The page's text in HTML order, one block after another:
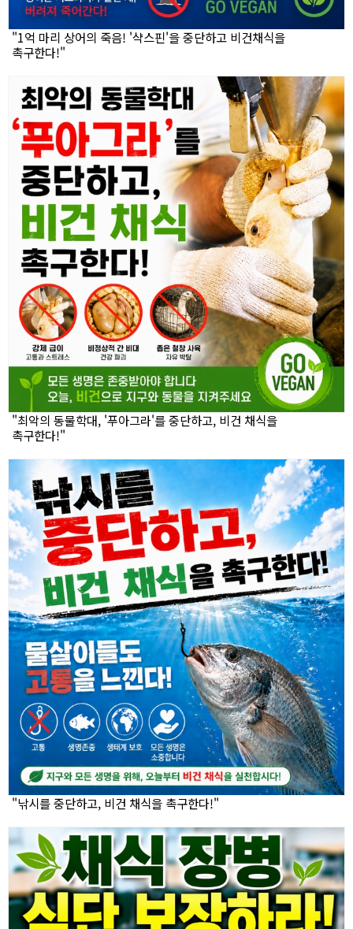
"1억 마리 상어의 죽음! '샥스핀'을 중단하고 비건채식을
촉구한다!"
"최악의 동물학대, '푸아그라'를 중단하고, 비건 채식을
촉구한다!"
"낚시를 중단하고, 비건 채식을 촉구한다!"